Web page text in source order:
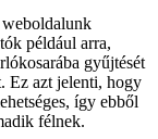
weboldalunk
például arra,
gyűjtését
Ez azt jelenti, hogy
így ebből
félnek.